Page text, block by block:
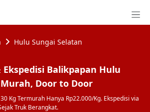
Hulu Sungai Selatan
Ekspedisi Balikpapan Hulu
Door to Door
Kg Termurah Hanya Rp22.000/Kg. Ekspedisi via
Truk Berangkat.